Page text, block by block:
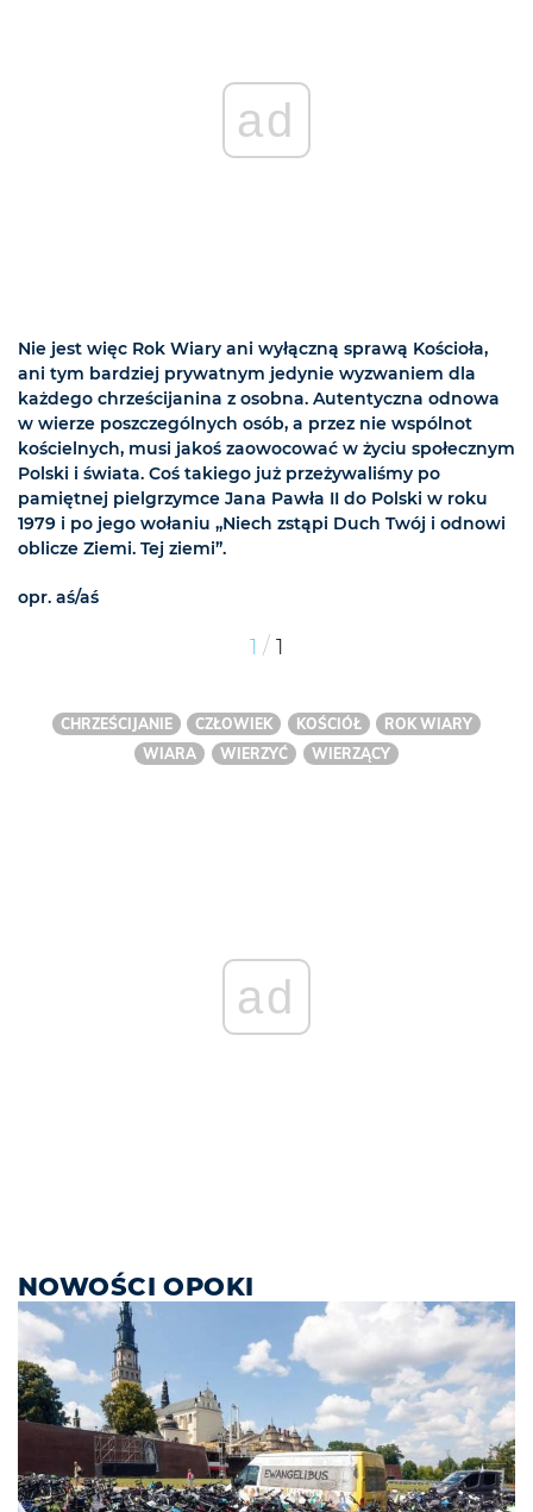
ad
Nie jest więc Rok Wiary ani wyłączną sprawą Kościoła,
ani tym bardziej prywatnym jedynie wyzwaniem dla
każdego chrześcijanina z osobna. Autentyczna odnowa
w wierze poszczególnych osób, a przez nie wspólnot
kościelnych, musi jakoś zaowocować w życiu społecznym
Polski i świata. Coś takiego już przeżywaliśmy po
pamiętnej pielgrzymce Jana Pawła II do Polski w roku
1979 i po jego wołaniu „Niech zstąpi Duch Twój i odnowi
oblicze Ziemi. Tej ziemi”.
opr. aś/aś
1 / 1
CHRZEŚCIJANIE CZŁOWIEK KOŚCIÓŁ
ROK WIARY
WIARA
WIERZYĆ WIERZĄCY
ad
NOWOŚCI OPOKI